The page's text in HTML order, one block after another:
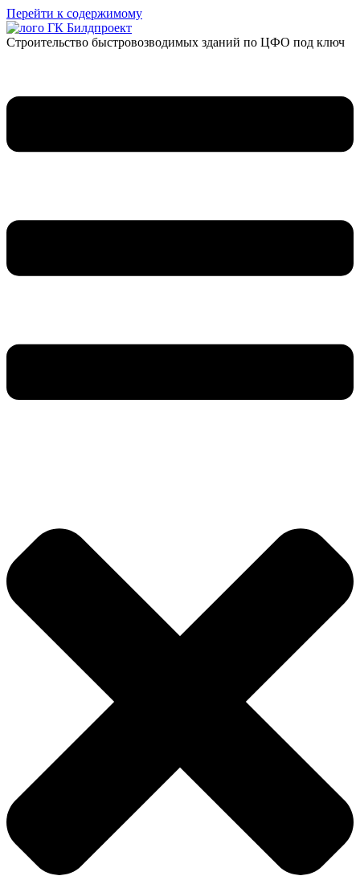
Перейти к содержимому
Строительство быстровозводимых зданий по ЦФО под ключ